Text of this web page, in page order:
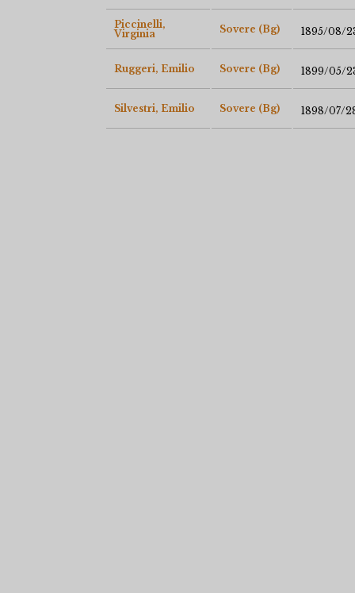
Piccinelli,
Virginia
Sovere (Bg) 1895/08/
Ruggeri, Emilio Sovere (Bg) 1899/05/
Silvestri, Emilio Sovere (Bg) 1898/07/